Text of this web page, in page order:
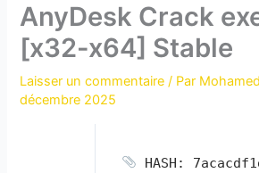
AnyDesk Crack
[x32-x64] Stable
Laisser un commentaire / Par
décembre 2025
HASH: